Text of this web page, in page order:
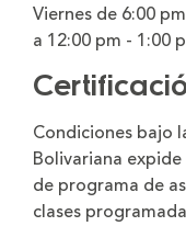
Viernes de 6:00
a 12:00 pm - 1:00
Condiciones bajo
Bolivariana
de programa de
clases